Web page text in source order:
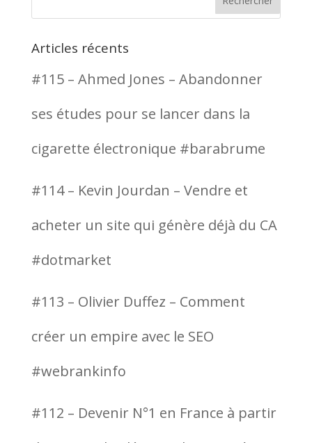
Articles récents
#115 – Ahmed Jones – Abandonner
ses études pour se lancer dans la
cigarette électronique #barabrume
#114 – Kevin Jourdan – Vendre et
acheter un site qui génère déjà du CA
#dotmarket
#113 – Olivier Duffez – Comment
créer un empire avec le SEO
#webrankinfo
#112 – Devenir N°1 en France à partir